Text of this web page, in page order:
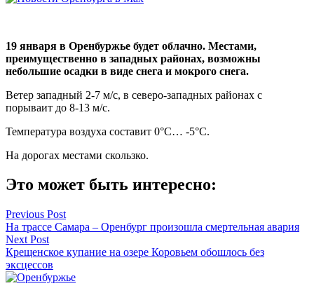
19 января в Оренбуржье будет облачно. Местами,
преимущественно в западных районах, возможны
небольшие осадки в виде снега и мокрого снега.
Ветер западный 2-7 м/с, в северо-западных районах с
порываит до 8-13 м/с.
Температура воздуха составит 0°C… -5°C.
На дорогах местами скользко.
Это может быть интересно:
Навигация
по
записям
Previous Post
На трассе Самара – Оренбург произошла смертельная авария
Next Post
Крещенское купание на озере Коровьем обошлось без
эксцессов